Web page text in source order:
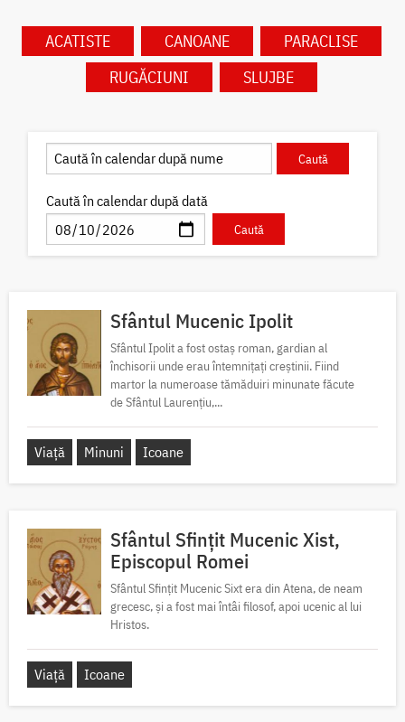
ACATISTE CANOANE
PARACLISE
RUGĂCIUNI
SLUJBE
Caută în calendar după dată
Sfântul Mucenic Ipolit
Sfântul Ipolit a fost ostaș roman, gardian al
închisorii unde erau întemnițați creștinii. Fiind
martor la numeroase tămăduiri minunate făcute
de Sfântul Laurențiu,...
Viață Minuni Icoane
Sfântul Sfințit Mucenic Xist,
Episcopul Romei
Sfântul Sfințit Mucenic Sixt era din Atena, de neam
grecesc, și a fost mai întâi filosof, apoi ucenic al lui
Hristos.
Viață Icoane